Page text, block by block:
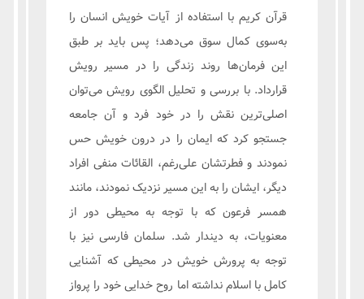
قرآن کریم با استفاده از آیات خویش انسان را
به‌سوی کمال سوق می‌دهد؛ پس باید بر طبق
این فرمان‌ها روند زندگی را در مسیر رویش
قرارداد. با بررسی و تحلیل الگوی رویش می‌توان
اصلی‌ترین نقش را در خود فرد و آن جامعه
جستجو کرد که ایمان را در درون خویش حس
نمودند و فطرتشان علی‌رغم، القائات منفی افراد
دیگر، ایشان را به این مسیر نزدیک نمودند، مانند
همسر فرعون که با توجه به محیطی دور از
معنویات، به دیندار شد. سلمان فارسی نیز با
توجه به پرورش خویش در محیطی که آشنایی
کامل با اسلام نداشته اما روح خدایی خود را پرواز